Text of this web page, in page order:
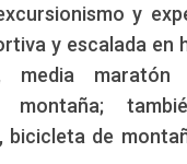
y
y escalada en
media maratón
montaña;
bicicleta de